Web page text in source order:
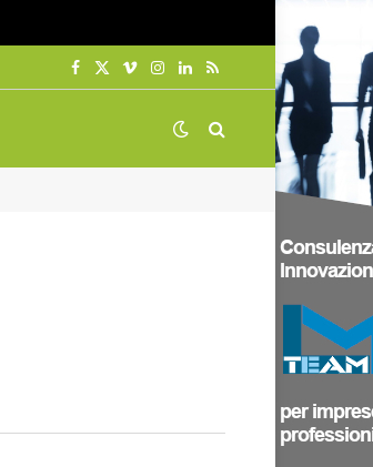
Facebook
X
VimeoInstagram
LinkedIn
RSS